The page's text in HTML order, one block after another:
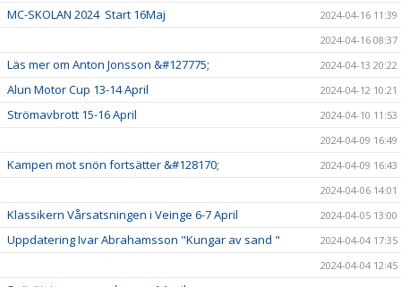
MC-SKOLAN 2024 Start 16Maj
2024-04-16 11:39
2024-04-16 08:37
Läs mer om Anton Jonsson &#127775; 2024-04-13 20:22
Alun Motor Cup 13-14 April 2024-04-12 10:21
Strömavbrott 15-16 April
2024-04-10 11:53
2024-04-09 16:49
Kampen mot snön fortsätter &#128170;
2024-04-09 16:43
2024-04-06 14:01
Klassikern Vårsatsningen i Veinge 6-7 April 2024-04-05 13:00
Uppdatering Ivar Abrahamsson "Kungar av sand "
2024-04-04 17:35
2024-04-04 12:45